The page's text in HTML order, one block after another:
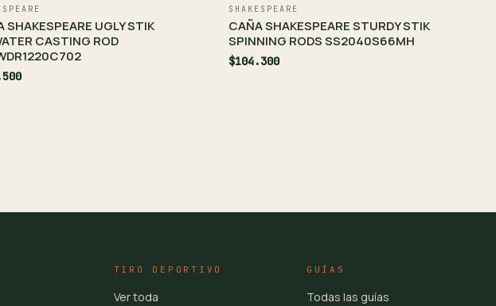
SHAKESPEARE UGLY STIK
CASTING ROD
SHAKESPEARE
CAÑA SHAKESPEARE STURDY STIK
SPINNING RODS SS2040S66MH
$104.300
TIRO DEPORTIVO
Ver toda
GUÍAS
Todas las guías